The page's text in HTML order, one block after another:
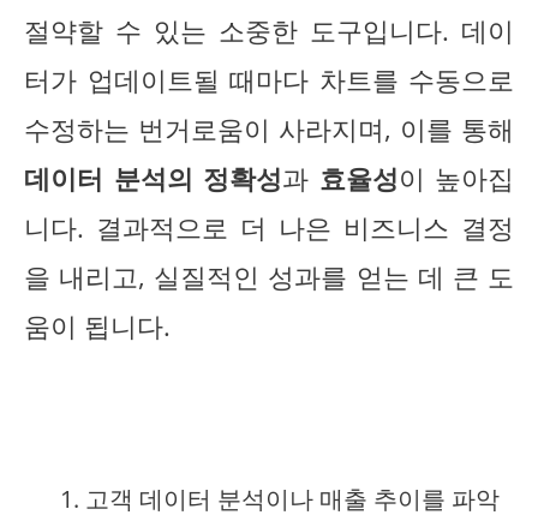
절약할 수 있는 소중한 도구입니다. 데이
터가 업데이트될 때마다 차트를 수동으로
수정하는 번거로움이 사라지며, 이를 통해
데이터 분석의 정확성과 효율성이 높아집
니다. 결과적으로 더 나은 비즈니스 결정
을 내리고, 실질적인 성과를 얻는 데 큰 도
움이 됩니다.
고객 데이터 분석이나 매출 추이를 파악